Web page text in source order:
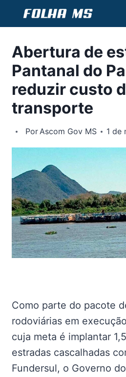
Conteúdo
Abertura de
Pantanal do
reduzir custo
transporte
PorAscom Gov MS 1 de
Como parte do pacote
rodoviárias em
cuja meta é implantar
estradas cascalhadas
Fundersul, o Governo